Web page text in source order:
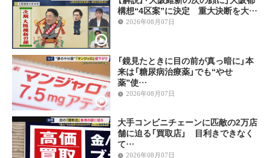
構想“4区案”に決定 重大決断を大…
2026年08月07日
「鏡見たときに目の前が真っ暗に」本
来は「糖尿病治療薬」でも“やせ
薬”使…
2026年08月07日
大手コンビニチェーンに匹敵の2万店
舗に迫る「買取店」 目利きできなく
て…
2026年08月07日